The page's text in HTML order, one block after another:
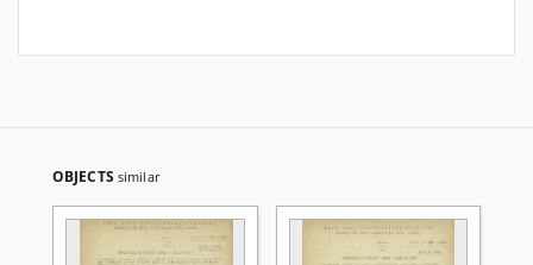
OBJECTS similar